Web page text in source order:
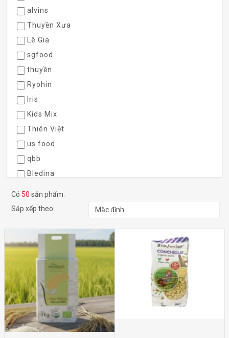
alvins
Thuyền Xưa
Lê Gia
sgfood
thuyền
Ryohin
Iris
Kids Mix
Thiên Việt
us food
qbb
Bledina
Matsuya
Cây Thị
Vinamilk
Iwamoto Seika
Belcube
MORINAGA
Orihiro
Có 50 sản phẩm.
Sắp xếp theo: